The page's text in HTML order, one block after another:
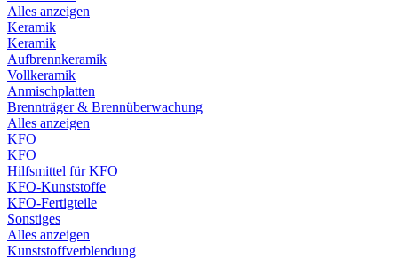
Alles anzeigen
Keramik
Keramik
Aufbrennkeramik
Vollkeramik
Anmischplatten
Brennträger & Brennüberwachung
Alles anzeigen
KFO
KFO
Hilfsmittel für KFO
KFO-Kunststoffe
KFO-Fertigteile
Sonstiges
Alles anzeigen
Kunststoffverblendung